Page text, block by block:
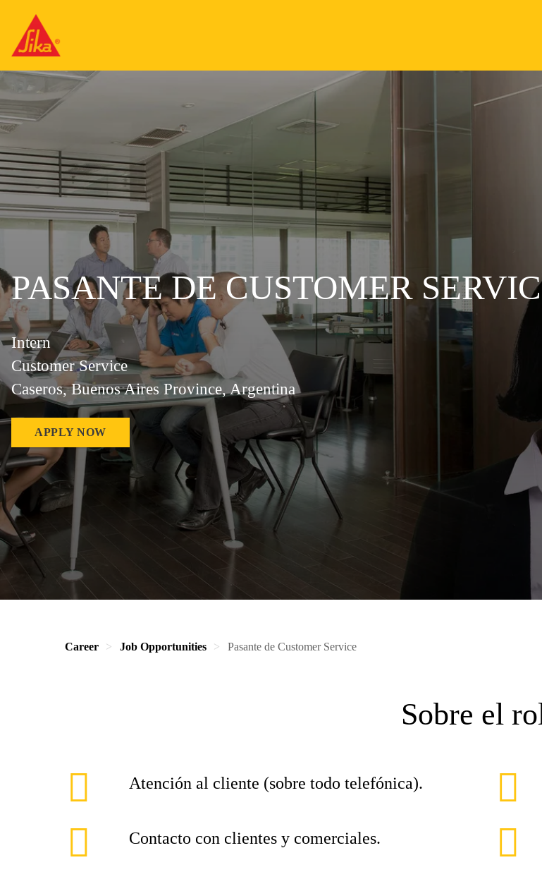
PASANTE DE CUSTOMER
Intern
Customer Service
Caseros, Buenos Aires Province, Argentina
APPLY NOW
Career Job Opportunities Pasante de Customer Service
Sobre el
Atención al cliente (sobre todo telefónica).
Contacto con clientes y comerciales.